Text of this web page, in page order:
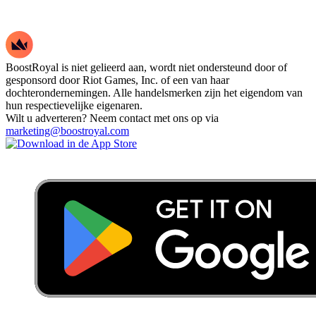
BoostRoyal is niet gelieerd aan, wordt niet ondersteund door of
gesponsord door Riot Games, Inc. of een van haar
dochterondernemingen. Alle handelsmerken zijn het eigendom van
hun respectievelijke eigenaren.
Wilt u adverteren? Neem contact met ons op via
marketing@boostroyal.com